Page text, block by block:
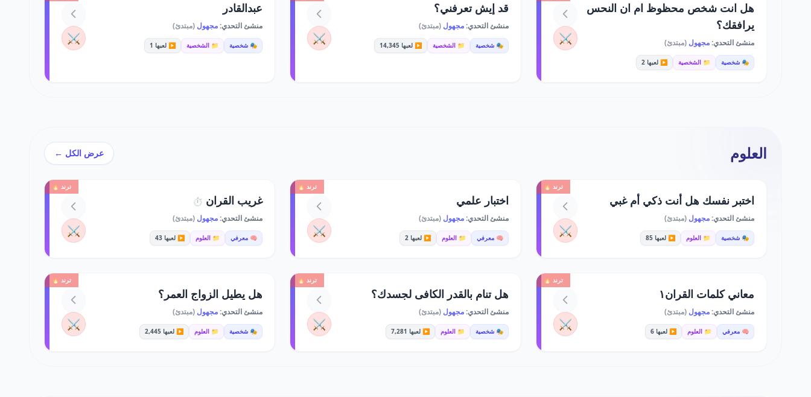
هل انت شخص محظوظ ام ان النحس
يرافقك؟
منشئ التحدي:مجهول (مبتدئ)
🎭 شخصية 📁 الشخصية ▶️ لعبها 2
⚔️
قد إيش تعرفني؟
منشئ التحدي:مجهول(مبتدئ)
🎭 شخصية 📁 الشخصية ▶️ لعبها 14,345 ⚔️
عبدالقادر
منشئ التحدي:مجهول (مبتدئ)
🎭 شخصية 📁 الشخصية ▶️ لعبها 1 ⚔️
العلوم عرض الكل ←
ترند 🔥
اختبر نفسك هل أنت ذكي أم غبي
منشئ التحدي:مجهول (مبتدئ)
🎭 شخصية 📁 العلوم ▶️ لعبها 85 ⚔️
ترند 🔥
اختبار علمي
منشئ التحدي:مجهول(مبتدئ)
🧠 معرفي 📁 العلوم ▶️ لعبها 2 ⚔️
ترند 🔥
غريب القران ⏱️
منشئ التحدي:مجهول (مبتدئ)
🧠 معرفي 📁 العلوم ▶️ لعبها 43 ⚔️
ترند 🔥
معاني كلمات القران١
منشئ التحدي:مجهول (مبتدئ)
🧠 معرفي 📁 العلوم ▶️ لعبها 6 ⚔️
ترند 🔥
هل تنام بالقدر الكافى لجسدك؟
منشئ التحدي:مجهول(مبتدئ)
🎭 شخصية 📁 العلوم ▶️ لعبها 7,281 ⚔️
ترند 🔥
هل يطيل الزواج العمر؟
منشئ التحدي:مجهول (مبتدئ)
🎭 شخصية 📁 العلوم ▶️ لعبها 2,445 ⚔️